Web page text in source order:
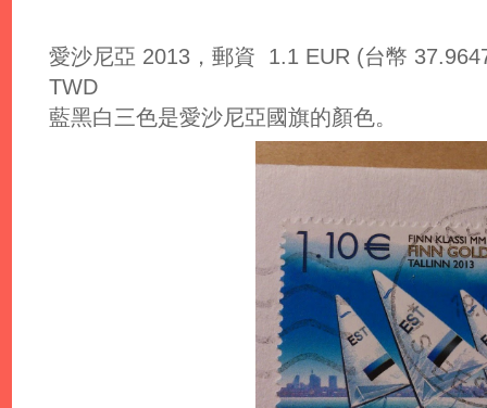
愛沙尼亞 2013，郵資 1.1 EUR (台幣
TWD
藍黑白三色是愛沙尼亞國旗的顏色。